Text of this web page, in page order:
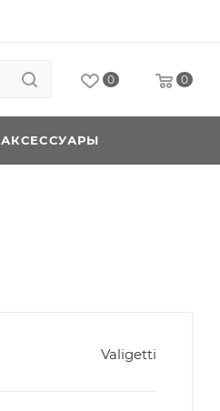
0 0
АКСЕССУАРЫ
Valigetti